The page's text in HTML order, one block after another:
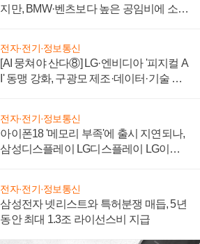
지만, BMW·벤츠보다 높은 공임비에 소비
전자·전기·정보통신
[AI 뭉쳐야 산다⑧] LG·엔비디아 '피지컬 A
I' 동맹 강화, 구광모 제조·데이터·기술 결
전자·전기·정보통신
아이폰18 '메모리 부족'에 출시 지연되나,
삼성디스플레이 LG디스플레이 LG이노
전자·전기·정보통신
삼성전자 넷리스트와 특허분쟁 매듭, 5년
동안 최대 1.3조 라이선스비 지급